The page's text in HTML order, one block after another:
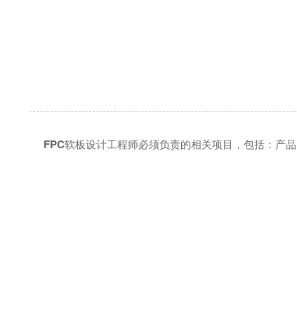
FPC软板设计工程师必须负责的相关项目，包括：产